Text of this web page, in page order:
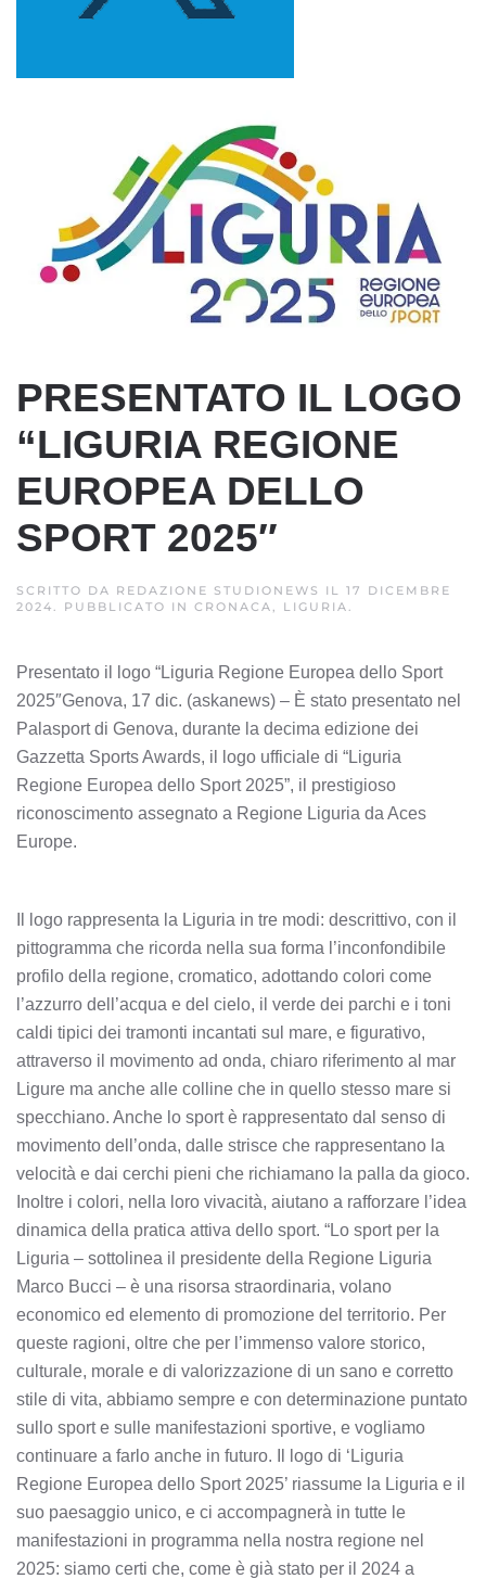
PRESENTATO IL LOGO
“LIGURIA REGIONE
EUROPEA DELLO
SPORT 2025″
SCRITTO DA REDAZIONE STUDIONEWS IL 17 DICEMBRE
2024
. PUBBLICATO IN CRONACA, LIGURIA
Presentato il logo “Liguria Regione Europea dello Sport
2025″Genova, 17 dic. (askanews) – È stato presentato nel
Palasport di Genova, durante la decima edizione dei
Gazzetta Sports Awards, il logo ufficiale di “Liguria
Regione Europea dello Sport 2025”, il prestigioso
riconoscimento assegnato a Regione Liguria da Aces
Europe.
Il logo rappresenta la Liguria in tre modi: descrittivo, con il
pittogramma che ricorda nella sua forma l’inconfondibile
profilo della regione, cromatico, adottando colori come
l’azzurro dell’acqua e del cielo, il verde dei parchi e i toni
caldi tipici dei tramonti incantati sul mare, e figurativo,
attraverso il movimento ad onda, chiaro riferimento al mar
Ligure ma anche alle colline che in quello stesso mare si
specchiano. Anche lo sport è rappresentato dal senso di
movimento dell’onda, dalle strisce che rappresentano la
velocità e dai cerchi pieni che richiamano la palla da gioco.
Inoltre i colori, nella loro vivacità, aiutano a rafforzare l’idea
dinamica della pratica attiva dello sport. “Lo sport per la
Liguria – sottolinea il presidente della Regione Liguria
Marco Bucci – è una risorsa straordinaria, volano
economico ed elemento di promozione del territorio. Per
queste ragioni, oltre che per l’immenso valore storico,
culturale, morale e di valorizzazione di un sano e corretto
stile di vita, abbiamo sempre e con determinazione puntato
sullo sport e sulle manifestazioni sportive, e vogliamo
continuare a farlo anche in futuro. Il logo di ‘Liguria
Regione Europea dello Sport 2025’ riassume la Liguria e il
suo paesaggio unico, e ci accompagnerà in tutte le
manifestazioni in programma nella nostra regione nel
2025: siamo certi che, come è già stato per il 2024 a